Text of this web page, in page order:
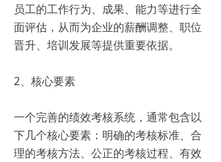
员工的工作行为、成果、能力等进行全
面评估，从而为企业的薪酬调整、职位
晋升、培训发展等提供重要依据。
2、核心要素
一个完善的绩效考核系统，通常包含以
下几个核心要素：明确的考核标准、合
理的考核方法、公正的考核过程、有效